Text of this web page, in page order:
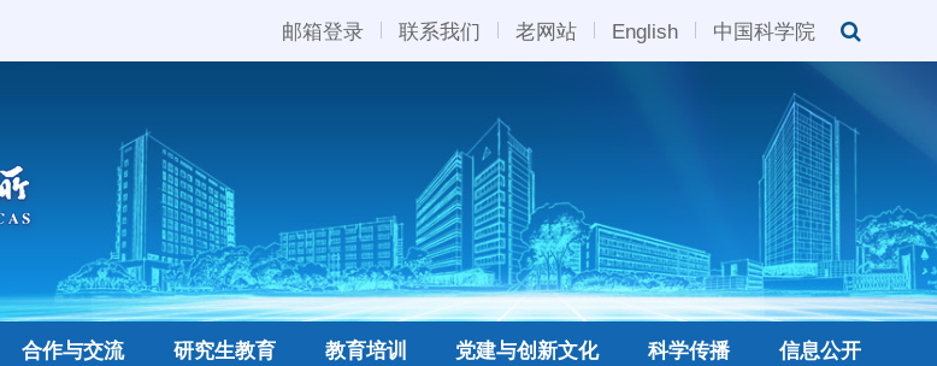
邮箱登录 联系我们 老网站 English 中国科学院
合作与交流 研究生教育 教育培训 党建与创新文化 科学传播 信息公开